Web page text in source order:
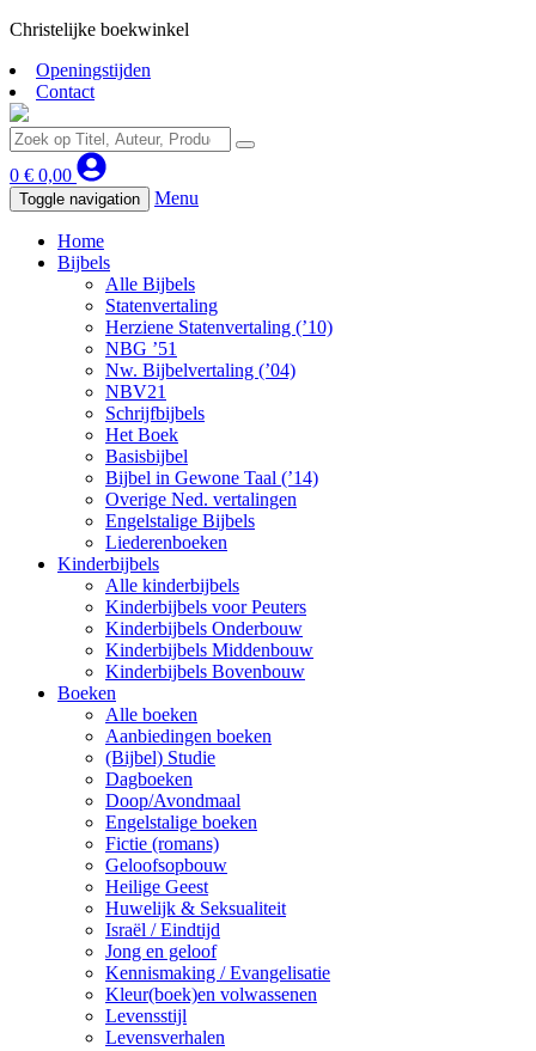
Christelijke boekwinkel
Openingstijden
Contact
0 € 0,00
Toggle navigation Menu
Home
Bijbels
Alle Bijbels
Statenvertaling
Herziene Statenvertaling (’10)
NBG ’51
Nw. Bijbelvertaling (’04)
NBV21
Schrijfbijbels
Het Boek
Basisbijbel
Bijbel in Gewone Taal (’14)
Overige Ned. vertalingen
Engelstalige Bijbels
Liederenboeken
Kinderbijbels
Alle kinderbijbels
Kinderbijbels voor Peuters
Kinderbijbels Onderbouw
Kinderbijbels Middenbouw
Kinderbijbels Bovenbouw
Boeken
Alle boeken
Aanbiedingen boeken
(Bijbel) Studie
Dagboeken
Doop/Avondmaal
Engelstalige boeken
Fictie (romans)
Geloofsopbouw
Heilige Geest
Huwelijk & Seksualiteit
Israël / Eindtijd
Jong en geloof
Kennismaking / Evangelisatie
Kleur(boek)en volwassenen
Levensstijl
Levensverhalen